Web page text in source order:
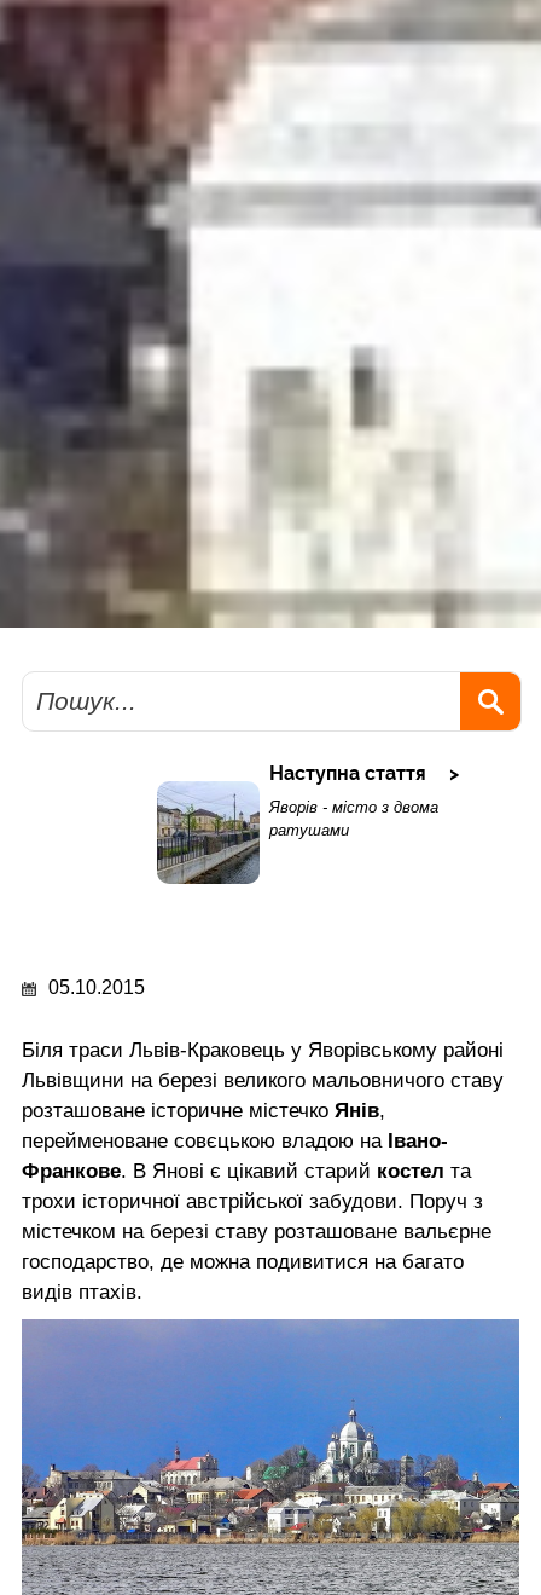
Пошук
Наступна стаття
Яворів - місто з двома
ратушами
05.10.2015
Біля траси Львів-Краковець у Яворівському районі
Львівщини на березі великого мальовничого ставу
розташоване історичне містечко Янів,
перейменоване совєцькою владою наІвано-
Франкове. В Янові є цікавий старий костел та
трохи історичної австрійської забудови. Поруч з
містечком на березі ставу розташоване вальєрне
господарство, де можна подивитися на багато
видів птахів.